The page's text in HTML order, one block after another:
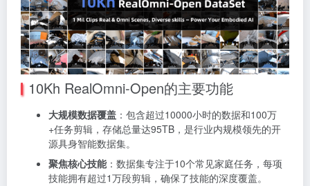
10Kh RealOmni-Open的主要功能
大规模数据覆盖 ：包含超过10000小时的数据和100万
+任务剪辑，存储总量达95TB，是行业内规模领先的开
源具身智能数据集。
聚焦核心技能：数据集专注于10个常见家庭任务，每项
技能拥有超过1万段剪辑，确保了技能的深度覆盖。